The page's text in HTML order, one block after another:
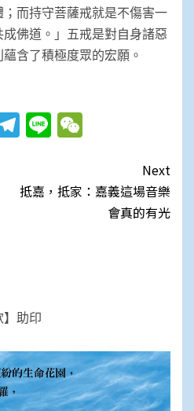
而持守菩薩戒就是不傷害一
佛道。」五戒是對自身諸惡
含了積極度眾的宏願。
Telegram
Line
Next
抵嘉，抵家：嘉義這場音樂
會真的有光
】助印